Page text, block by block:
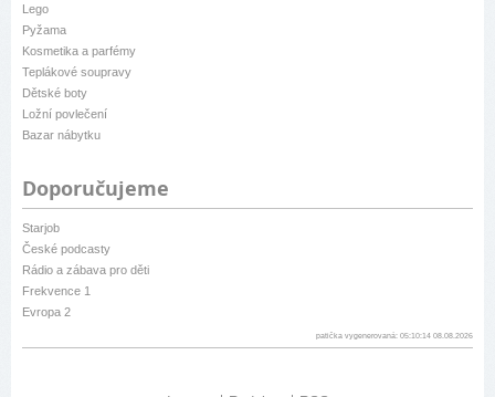
Lego
Pyžama
Kosmetika a parfémy
Teplákové soupravy
Dětské boty
Ložní povlečení
Bazar nábytku
Doporučujeme
Starjob
České podcasty
Rádio a zábava pro děti
Frekvence 1
Evropa 2
patička vygenerovaná: 05:10:14 08.08.2026